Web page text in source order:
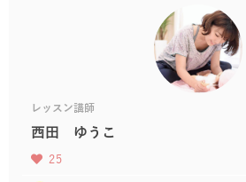
レッスン講師
西田 ゆうこ
25